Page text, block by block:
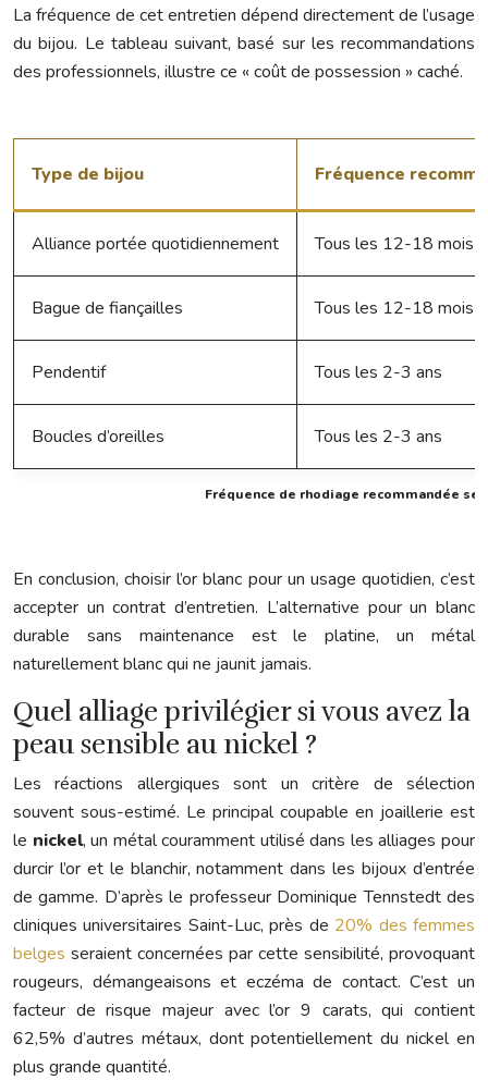
La fréquence de cet entretien dépend directement de l’usage
du bijou. Le tableau suivant, basé sur les recommandations
des professionnels, illustre ce « coût de possession » caché.
Fréquence de rhodiage recommandée
Type de bijou Fréquence
Alliance portée quotidiennement Tous les 12-18 mois
Bague de fiançailles Tous les 12-18 mois
Pendentif Tous les 2-3 ans
Boucles d’oreilles Tous les 2-3 ans
En conclusion, choisir l’or blanc pour un usage quotidien, c’est
accepter un contrat d’entretien. L’alternative pour un blanc
durable sans maintenance est le platine, un métal
naturellement blanc qui ne jaunit jamais.
Quel alliage privilégier si vous avez la
peau sensible au nickel ?
Les réactions allergiques sont un critère de sélection
souvent sous-estimé. Le principal coupable en joaillerie est
le nickel, un métal couramment utilisé dans les alliages pour
durcir l’or et le blanchir, notamment dans les bijoux d’entrée
de gamme. D’après le professeur Dominique Tennstedt des
cliniques universitaires Saint-Luc, près de 20% des femmes
belges seraient concernées par cette sensibilité, provoquant
rougeurs, démangeaisons et eczéma de contact. C’est un
facteur de risque majeur avec l’or 9 carats, qui contient
62,5% d’autres métaux, dont potentiellement du nickel en
plus grande quantité.